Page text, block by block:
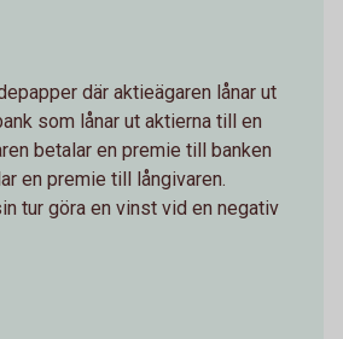
där aktieägaren lånar ut
som lånar ut aktierna till en
betalar en premie till banken
en premie till långivaren.
tur göra en vinst vid en negativ